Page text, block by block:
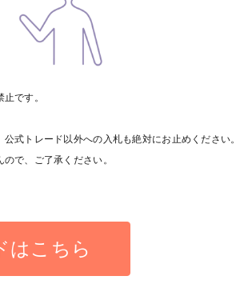
です。
式トレード以外への入札も絶対にお止めください。
で、ご了承ください。
はこちら